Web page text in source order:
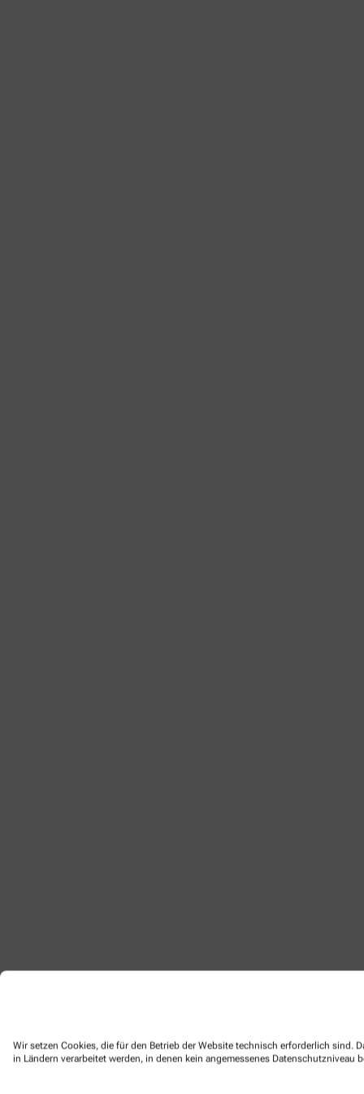
Wir setzen Cookies, die für den Betrieb der Website technisch erforderlich sind.
in Ländern verarbeitet werden, in denen kein angemessenes